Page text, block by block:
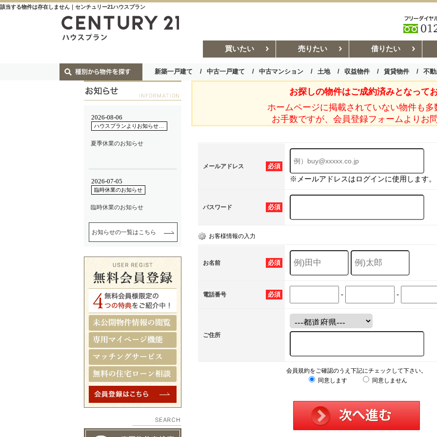
該当する物件は存在しません｜センチュリー21ハウスプラン
買いたい 売りたい 借りたい
新築一戸建て 中古一戸建て 中古マンション 土地 収益物件 賃貸物件 不
お部屋探しコラム 賃貸管理コ
お探しの物件はご成約済みとなってお
ホームページに掲載されていない物件も多
お手数ですが、会員登録フォームよりお
必須
メールアドレス
※メールアドレスはログインに使用します。
必須
パスワード
お客様情報の入力
必須
お名前
必須
電話番号 - -
ご住所
会員規約をご確認のうえ下記にチェックして下さい。
同意します
同意しません
お知らせの一覧はこちら